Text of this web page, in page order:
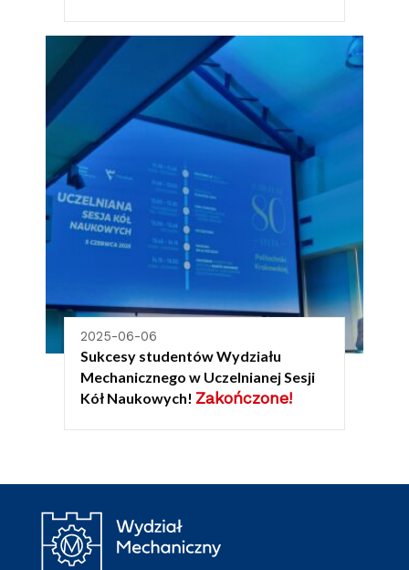
2025-06-06
Sukcesy studentów Wydziału
Mechanicznego w Uczelnianej Sesji
Kół Naukowych! Zakończone!